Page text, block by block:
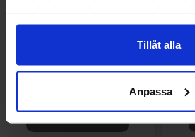
Tillåt alla
Anpassa
Katso